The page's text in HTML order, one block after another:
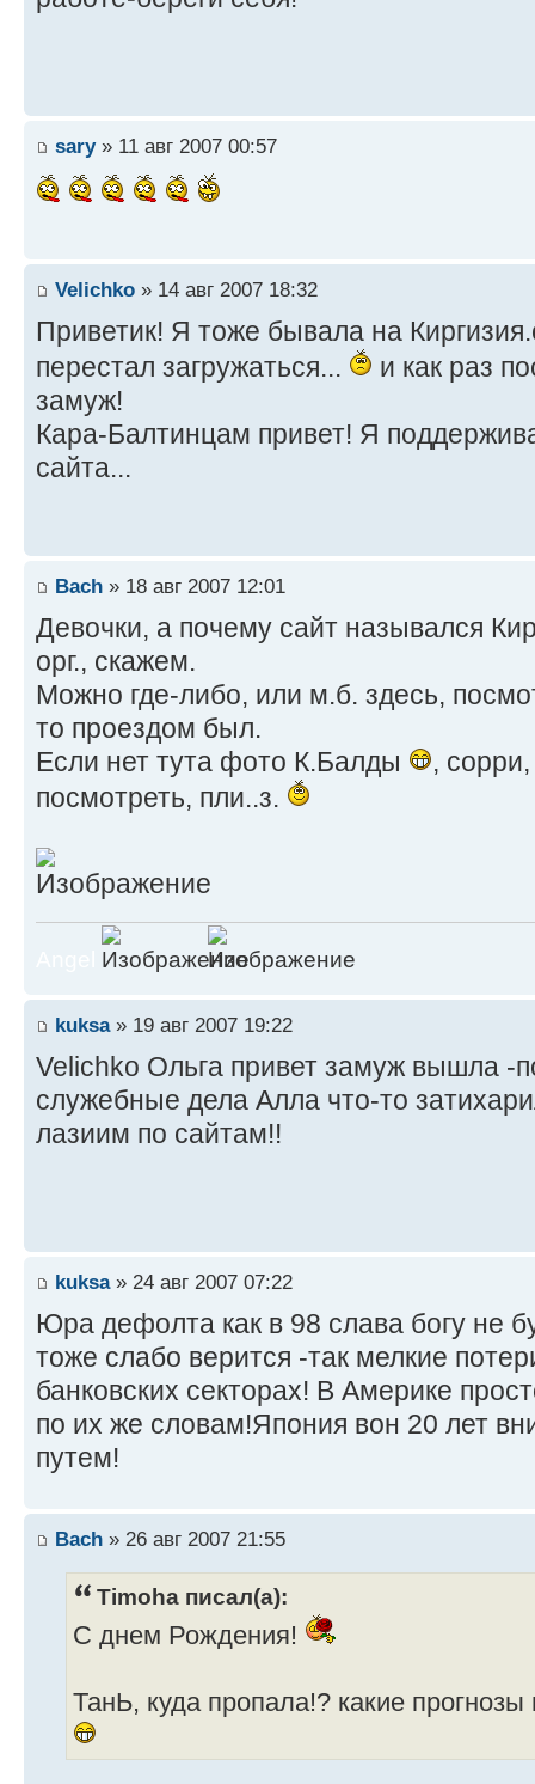
sary» 11 авг 2007 00:57
Velichko » 14 авг 2007 18:32
Приветик! Я тоже бывала на
перестал загружаться...
и как раз
замуж!
Кара-Балтинцам привет! Я
сайта...
Bach » 18 авг 2007 12:01
Девочки, а почему сайт назывался
орг., скажем.
Можно где-либо, или м.б. здесь,
то проездом был.
Если нет тута фото К.Балды
,
посмотреть, пли..з.
kuksa» 19 авг 2007 19:22
Velichko Ольга привет замуж вышла -
служебные дела Алла что-то
лазиим по сайтам!!
kuksa» 24 авг 2007 07:22
Юра дефолта как в 98 слава богу не
тоже слабо верится -так мелкие
банковских секторах! В Америке
по их же словам!Япония вон 20 лет
путем!
Bach » 26 авг 2007 21:55
Timoha писал(а):
С днем Рождения!
ТанЬ, куда пропала!? какие